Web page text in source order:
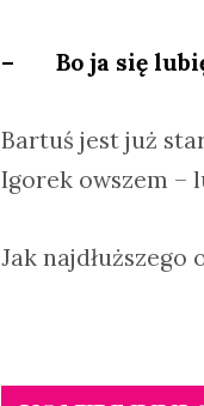
– Bo ja się
Bartuś jest już
Igorek owszem –
Jak